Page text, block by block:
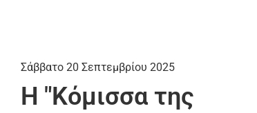
Σάββατο 20 Σεπτεμβρίου 2025
Η "Κόμισσα της